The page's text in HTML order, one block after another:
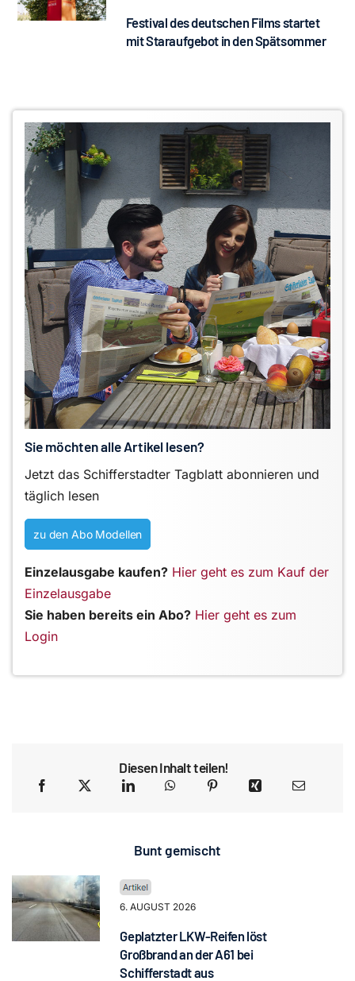
Festival des deutschen Films startet
mit Staraufgebot in den Spätsommer
Sie möchten alle Artikel lesen?
Jetzt das Schifferstadter Tagblatt abonnieren und
täglich lesen
zu den Abo Modellen
Einzelausgabe kaufen? Hier geht es zum Kauf der
Einzelausgabe
Sie haben bereits ein Abo? Hier geht es zum
Login
Diesen Inhalt teilen!
Bunt gemischt
6. AUGUST 2026
Geplatzter LKW-Reifen löst
Großbrand an der A61 bei
Schifferstadt aus